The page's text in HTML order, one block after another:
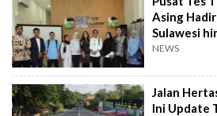
Asing Hadir
Sulawesi
NEWS
Jalan
Ini Update